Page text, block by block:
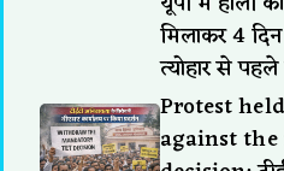
मिलाकर 4
त्योहार से
Protest
against